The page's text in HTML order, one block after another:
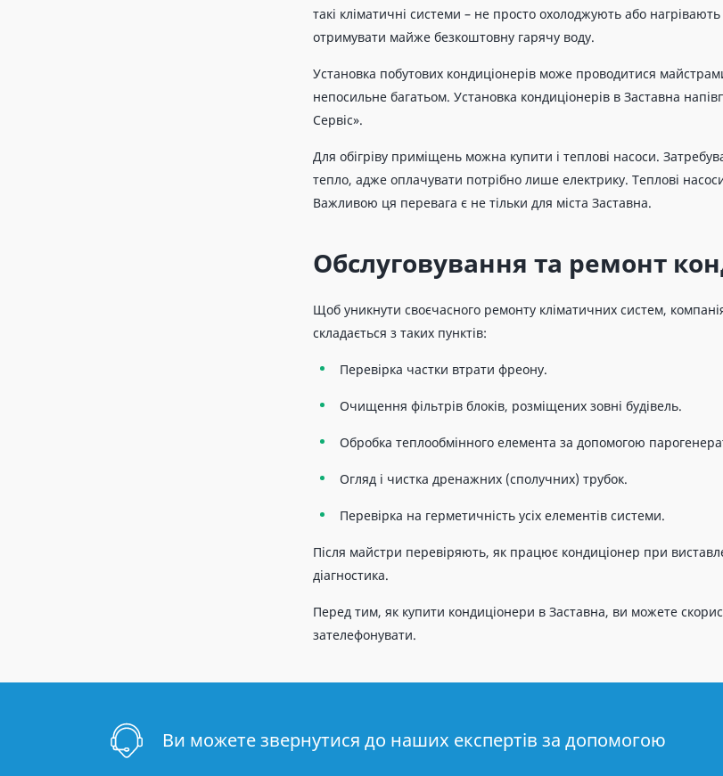
такі кліматичні системи – не просто охолоджують або
отримувати майже безкоштовну гарячу воду.
Установка побутових кондиціонерів може проводитися
непосильне багатьом. Установка кондиціонерів в Заставна
Сервіс».
Для обігріву приміщень можна купити і теплові насоси.
тепло, адже оплачувати потрібно лише електрику. Теплові
Важливою ця перевага є не тільки для міста Заставна.
Обслуговування та ремонт
Щоб уникнути своєчасного ремонту кліматичних систем,
складається з таких пунктів:
Перевірка частки втрати фреону.
Очищення фільтрів блоків, розміщених зовні будівель.
Обробка теплообмінного елемента за допомогою
Огляд і чистка дренажних (сполучних) трубок.
Перевірка на герметичність усіх елементів системи.
Після майстри перевіряють, як працює кондиціонер при
діагностика.
Перед тим, як купити кондиціонери в Заставна, ви можете
зателефонувати.
Ви можете звернутися до наших експертів за допомогою